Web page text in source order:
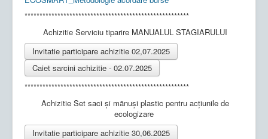
*******************************************************
Achizitie Serviciu tiparire MANUALUL STAGIARULUI
Invitatie participare achizitie 02,07.2025
Caiet sarcini achizitie - 02.07.2025
*******************************************************
Achizitie Set saci și mănuși plastic pentru acțiunile de
ecologizare
Invitatie participare achizitie 30,06.2025